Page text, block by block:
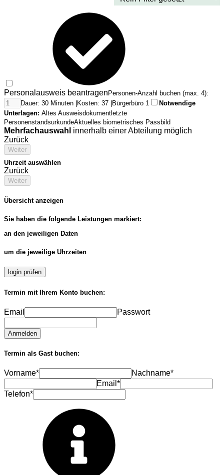
Personalausweis beantragenPersonen-Anzahl buchen (max. 4):
Dauer: 30 Minuten |Kosten: 37 |Bürgerbüro 1
Notwendige
Unterlagen: Altes Ausweisdokumentletzte
PersonenstandsurkundeAktuelles biometrisches Passbild
Mehrfachauswahl innerhalb einer Abteilung möglich
Zurück
Weiter
Uhrzeit auswählen
Zurück
Weiter
Übersicht anzeigen
Sie haben die folgende Leistungen markiert:
an den jeweiligen Daten
um die jeweilige Uhrzeiten
login prüfen
Termin mit Ihrem Konto buchen:
Email Passwort
Anmelden
Termin als Gast buchen:
Vorname*
Nachname*
Email*
Telefon*